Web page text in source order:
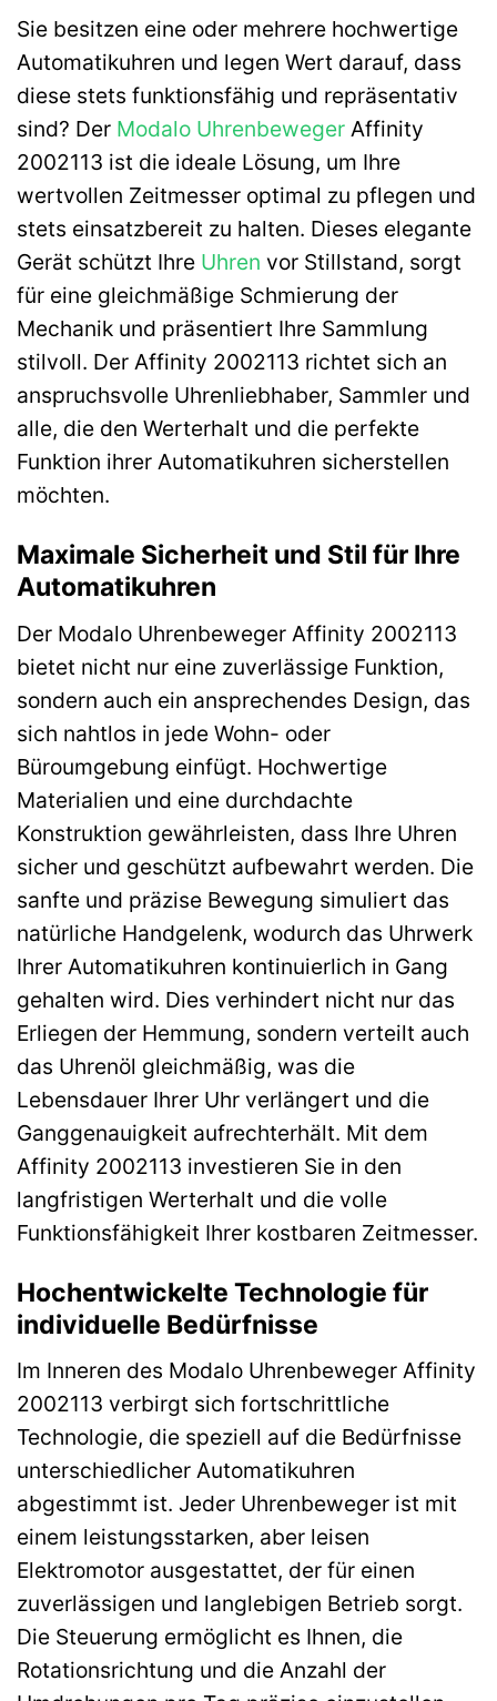
Sie besitzen eine oder mehrere hochwertige
Automatikuhren und legen Wert darauf, dass
diese stets funktionsfähig und repräsentativ
sind? Der Modalo Uhrenbeweger Affinity
2002113 ist die ideale Lösung, um Ihre
wertvollen Zeitmesser optimal zu pflegen und
stets einsatzbereit zu halten. Dieses elegante
Gerät schützt Ihre Uhren vor Stillstand, sorgt
für eine gleichmäßige Schmierung der
Mechanik und präsentiert Ihre Sammlung
stilvoll. Der Affinity 2002113 richtet sich an
anspruchsvolle Uhrenliebhaber, Sammler und
alle, die den Werterhalt und die perfekte
Funktion ihrer Automatikuhren sicherstellen
möchten.
Maximale Sicherheit und Stil für Ihre
Automatikuhren
Der Modalo Uhrenbeweger Affinity 2002113
bietet nicht nur eine zuverlässige Funktion,
sondern auch ein ansprechendes Design, das
sich nahtlos in jede Wohn- oder
Büroumgebung einfügt. Hochwertige
Materialien und eine durchdachte
Konstruktion gewährleisten, dass Ihre Uhren
sicher und geschützt aufbewahrt werden. Die
sanfte und präzise Bewegung simuliert das
natürliche Handgelenk, wodurch das Uhrwerk
Ihrer Automatikuhren kontinuierlich in Gang
gehalten wird. Dies verhindert nicht nur das
Erliegen der Hemmung, sondern verteilt auch
das Uhrenöl gleichmäßig, was die
Lebensdauer Ihrer Uhr verlängert und die
Ganggenauigkeit aufrechterhält. Mit dem
Affinity 2002113 investieren Sie in den
langfristigen Werterhalt und die volle
Funktionsfähigkeit Ihrer kostbaren Zeitmesser.
Hochentwickelte Technologie für
individuelle Bedürfnisse
Im Inneren des Modalo Uhrenbeweger Affinity
2002113 verbirgt sich fortschrittliche
Technologie, die speziell auf die Bedürfnisse
unterschiedlicher Automatikuhren
abgestimmt ist. Jeder Uhrenbeweger ist mit
einem leistungsstarken, aber leisen
Elektromotor ausgestattet, der für einen
zuverlässigen und langlebigen Betrieb sorgt.
Die Steuerung ermöglicht es Ihnen, die
Rotationsrichtung und die Anzahl der